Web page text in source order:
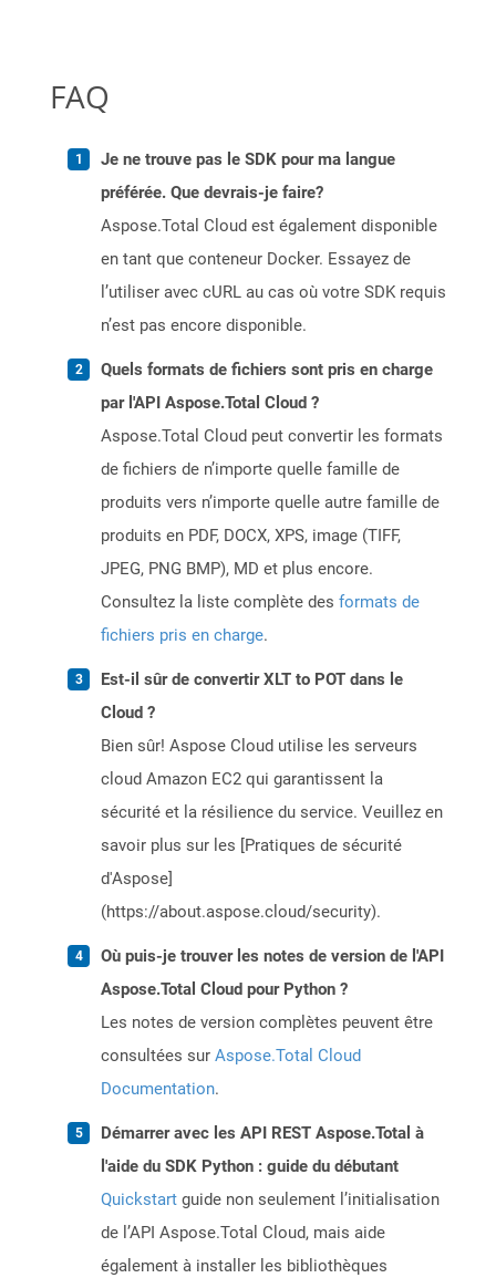
FAQ
Je ne trouve pas le SDK pour ma langue
préférée. Que devrais-je faire?
Aspose.Total Cloud est également disponible
en tant que conteneur Docker. Essayez de
l’utiliser avec cURL au cas où votre SDK requis
n’est pas encore disponible.
Quels formats de fichiers sont pris en charge
par l'API Aspose.Total Cloud ?
Aspose.Total Cloud peut convertir les formats
de fichiers de n’importe quelle famille de
produits vers n’importe quelle autre famille de
produits en PDF, DOCX, XPS, image (TIFF,
JPEG, PNG BMP), MD et plus encore.
Consultez la liste complète des formats de
fichiers pris en charge.
Est-il sûr de convertir XLT to POT dans le
Cloud ?
Bien sûr! Aspose Cloud utilise les serveurs
cloud Amazon EC2 qui garantissent la
sécurité et la résilience du service. Veuillez en
savoir plus sur les [Pratiques de sécurité
d'Aspose]
(https://about.aspose.cloud/security).
Où puis-je trouver les notes de version de l'API
Aspose.Total Cloud pour Python ?
Les notes de version complètes peuvent être
consultées sur Aspose.Total Cloud
Documentation.
Démarrer avec les API REST Aspose.Total à
l'aide du SDK Python : guide du débutant
Quickstart guide non seulement l’initialisation
de l’API Aspose.Total Cloud, mais aide
également à installer les bibliothèques